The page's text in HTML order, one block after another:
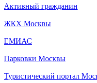
Активный гражданин
ЖКХ Москвы
ЕМИАС
Парковки Москвы
Туристический портал